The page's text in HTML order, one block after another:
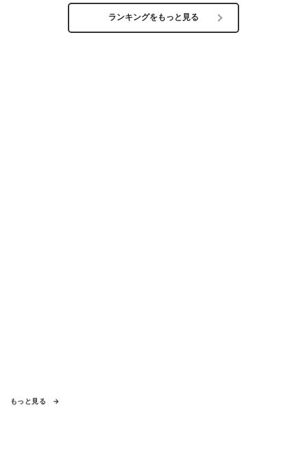
ランキングをもっと見る
もっと見る